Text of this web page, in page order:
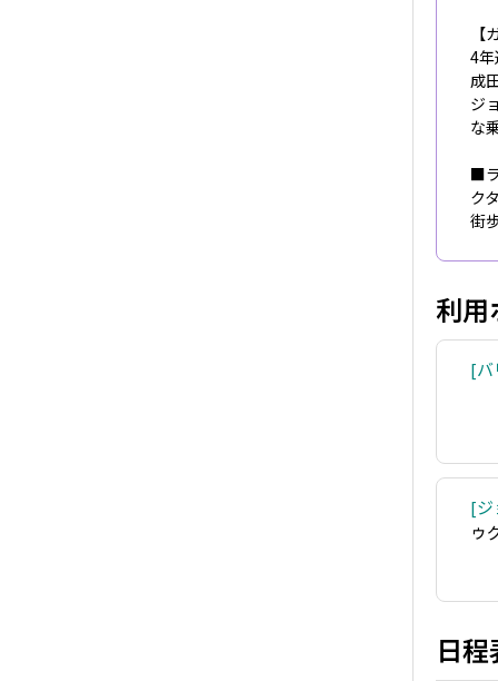
4
成
ジ
な
■
ク
街
利用
ゥ
日程